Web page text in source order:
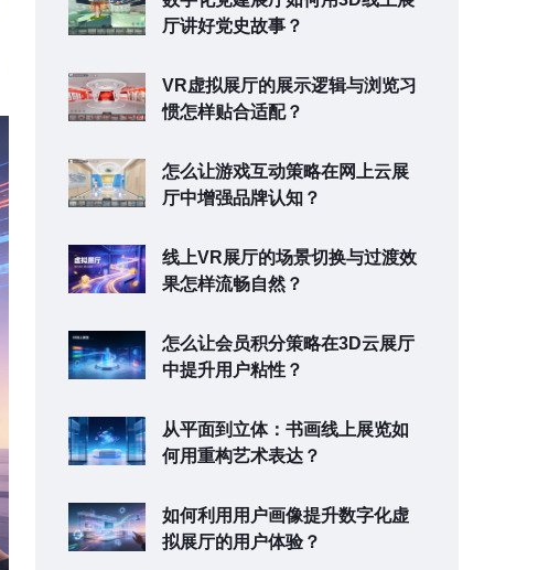
厅讲好党史故事？
VR虚拟展厅的展示逻辑与浏览习
惯怎样贴合适配？
怎么让游戏互动策略在网上云展
厅中增强品牌认知？
线上VR展厅的场景切换与过渡效
果怎样流畅自然？
怎么让会员积分策略在3D云展厅
中提升用户粘性？
从平面到立体：书画线上展览如
何用重构艺术表达？
如何利用用户画像提升数字化虚
拟展厅的用户体验？